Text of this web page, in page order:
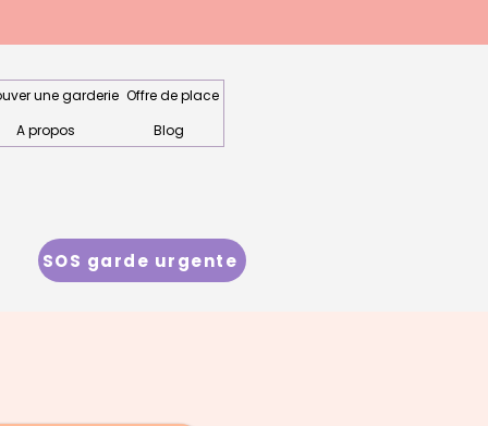
une garderie Offre de place
A propos Blog
SOS garde urgente